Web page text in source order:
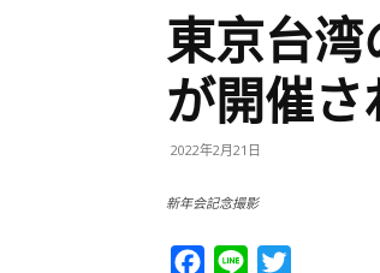
東京台湾
が開催さ
2022年2月21日
新年会記念撮影
Facebook
Line